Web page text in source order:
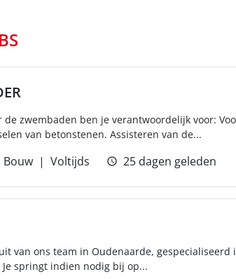
zwembaden ben je verantwoordelijk voor:
van betonstenen. Assisteren van de...
Bouw Voltijds 25 dagen geleden
van ons team in Oudenaarde,
springt indien nodig bij op...